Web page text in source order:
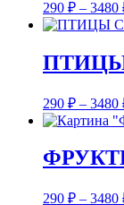
290 ₽ – 3480
290 ₽ – 3480
290 ₽ – 3480